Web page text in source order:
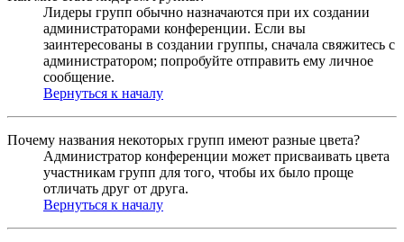
Лидеры групп обычно назначаются при их создании
администраторами конференции. Если вы
заинтересованы в создании группы, сначала свяжитесь с
администратором; попробуйте отправить ему личное
сообщение.
Вернуться к началу
Почему названия некоторых групп имеют разные цвета?
Администратор конференции может присваивать цвета
участникам групп для того, чтобы их было проще
отличать друг от друга.
Вернуться к началу